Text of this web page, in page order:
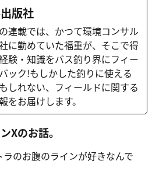
版社
連載では、かつて環境コンサル
に勤めていた福重が、そこで得
験・知識をバス釣り界にフィー
ック!もしかした釣りに使える
しれない、フィールドに関する
をお届けします。
Xのお話。
のお腹のラインが好きなんで